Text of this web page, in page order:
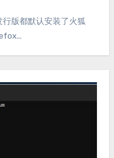
版都默认安装了火狐